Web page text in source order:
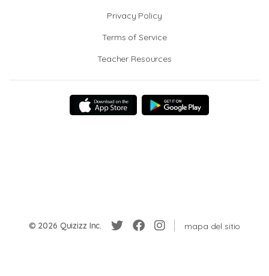
Privacy Policy
Terms of Service
Teacher Resources
© 2026 Quizizz Inc. mapa del sitio